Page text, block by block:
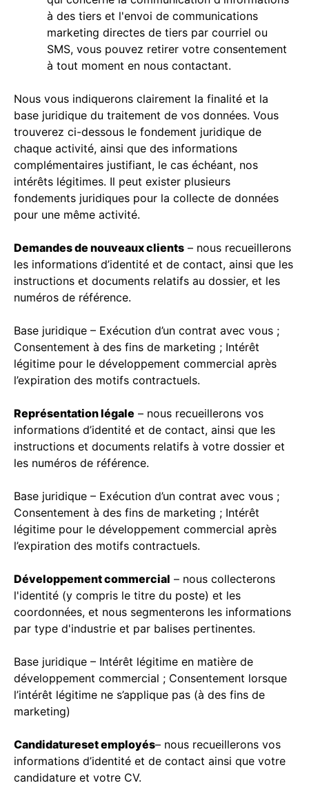
à des tiers et l'envoi de communications
marketing directes de tiers par courriel ou
SMS, vous pouvez retirer votre consentement
à tout moment en nous contactant.
Nous vous indiquerons clairement la finalité et la
base juridique du traitement de vos données. Vous
trouverez ci-dessous le fondement juridique de
chaque activité, ainsi que des informations
complémentaires justifiant, le cas échéant, nos
intérêts légitimes. Il peut exister plusieurs
fondements juridiques pour la collecte de données
pour une même activité.
Demandes de nouveaux clients – nous recueillerons
les informations d’identité et de contact, ainsi que les
instructions et documents relatifs au dossier, et les
numéros de référence.
Base juridique – Exécution d’un contrat avec vous ;
Consentement à des fins de marketing ; Intérêt
légitime pour le développement commercial après
l’expiration des motifs contractuels.
Représentation légale – nous recueillerons vos
informations d’identité et de contact, ainsi que les
instructions et documents relatifs à votre dossier et
les numéros de référence.
Base juridique – Exécution d’un contrat avec vous ;
Consentement à des fins de marketing ; Intérêt
légitime pour le développement commercial après
l’expiration des motifs contractuels.
Développement commercial – nous collecterons
l'identité (y compris le titre du poste) et les
coordonnées, et nous segmenterons les informations
par type d'industrie et par balises pertinentes.
Base juridique – Intérêt légitime en matière de
développement commercial ; Consentement lorsque
l’intérêt légitime ne s’applique pas (à des fins de
marketing)
Candidatureset employés– nous recueillerons vos
informations d’identité et de contact ainsi que votre
candidature et votre CV.